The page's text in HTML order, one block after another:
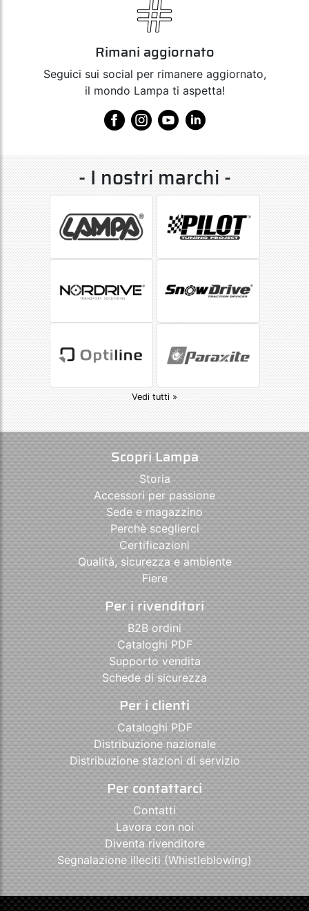
Rimani aggiornato
Seguici sui social per rimanere aggiornato,
il mondo Lampa ti aspetta!
- I nostri marchi -
Vedi tutti »
Scopri Lampa
Storia
Accessori per passione
Sede e magazzino
Perchè sceglierci
Certificazioni
Qualità, sicurezza e ambiente
Fiere
Per i rivenditori
B2B ordini
Cataloghi PDF
Supporto vendita
Schede di sicurezza
Per i clienti
Cataloghi PDF
Distribuzione nazionale
Distribuzione stazioni di servizio
Per contattarci
Contatti
Lavora con noi
Diventa rivenditore
Segnalazione illeciti (Whistleblowing)